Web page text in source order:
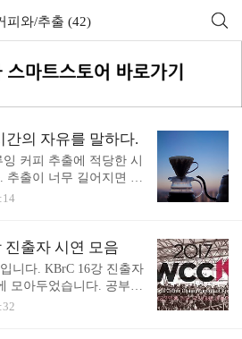
피와/추출 (42)
간의 자유를 말하다.
커피 추출에 적당한 시
출이 너무 길어지면 과
미가 느껴진다는 이야
공유하는데 목적이 있
해서 자유로이 여러분의
환영합니다. :D 에스프
레소 추출에 있어서 우
인 시간을 적절한 폭으
진출자 시연 모음
니다. KBrC 16강 진출자
모아두었습니다. 공부를
는 분들께 도움이 되었